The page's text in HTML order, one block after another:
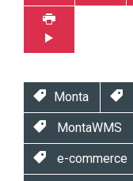
Monta
MontaWMS
e-commerce